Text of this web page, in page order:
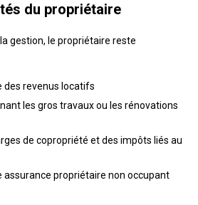
du propriétaire
gestion, le propriétaire reste
des revenus locatifs
les gros travaux ou les rénovations
de copropriété et des impôts liés au
assurance propriétaire non occupant